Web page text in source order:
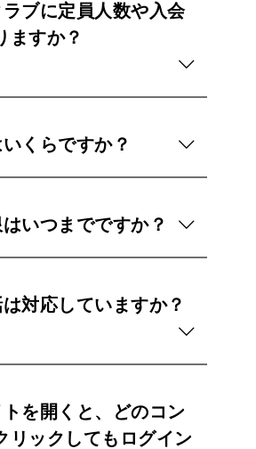
ブに定員人数や入会
ますか？
くらですか？
いつまでですか？
対応していますか？
を開くと、どのコン
リックしてもログイン